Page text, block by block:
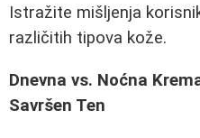
Istražite mišljenja
različitih tipova kože.
Dnevna vs. Noćna
Savršen Ten